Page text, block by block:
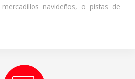
navideños, o pistas de